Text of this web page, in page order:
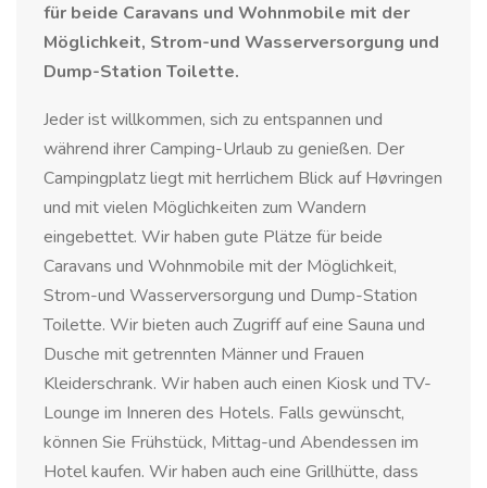
für beide Caravans und Wohnmobile mit der
Möglichkeit, Strom-und Wasserversorgung und
Dump-Station Toilette.
Jeder ist willkommen, sich zu entspannen und
während ihrer Camping-Urlaub zu genießen. Der
Campingplatz liegt mit herrlichem Blick auf Høvringen
und mit vielen Möglichkeiten zum Wandern
eingebettet. Wir haben gute Plätze für beide
Caravans und Wohnmobile mit der Möglichkeit,
Strom-und Wasserversorgung und Dump-Station
Toilette. Wir bieten auch Zugriff auf eine Sauna und
Dusche mit getrennten Männer und Frauen
Kleiderschrank. Wir haben auch einen Kiosk und TV-
Lounge im Inneren des Hotels. Falls gewünscht,
können Sie Frühstück, Mittag-und Abendessen im
Hotel kaufen. Wir haben auch eine Grillhütte, dass